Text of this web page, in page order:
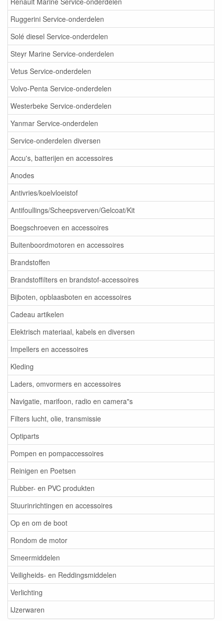
Ruggerini Service-onderdelen
Solé diesel Service-onderdelen
Steyr Marine Service-onderdelen
Vetus Service-onderdelen
Volvo-Penta Service-onderdelen
Westerbeke Service-onderdelen
Yanmar Service-onderdelen
Service-onderdelen diversen
Accu's, batterijen en accessoires
Anodes
Antivries/koelvloeistof
Antifoullings/Scheepsverven/Gelcoat/Kit
Boegschroeven en accessoires
Buitenboordmotoren en accessoires
Brandstoffen
Brandstoffilters en brandstof-accessoires
Bijboten, opblaasboten en accessoires
Cadeau artikelen
Elektrisch materiaal, kabels en diversen
Impellers en accessoires
Kleding
Laders, omvormers en accessoires
Navigatie, marifoon, radio en camera"s
Filters lucht, olie, transmissie
Optiparts
Pompen en pompaccessoires
Reinigen en Poetsen
Rubber- en PVC produkten
Stuurinrichtingen en accessoires
Op en om de boot
Rondom de motor
Smeermiddelen
Veiligheids- en Reddingsmiddelen
Verlichting
IJzerwaren